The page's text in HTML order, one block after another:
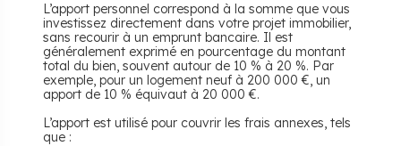
L’apport personnel correspond à la somme que vous
investissez directement dans votre projet immobilier,
sans recourir à un emprunt bancaire. Il est
généralement exprimé en pourcentage du montant
total du bien, souvent autour de 10 % à 20 %. Par
exemple, pour un logement neuf à 200 000 €, un
apport de 10 % équivaut à 20 000 €.
L’apport est utilisé pour couvrir les frais annexes, tels
que :